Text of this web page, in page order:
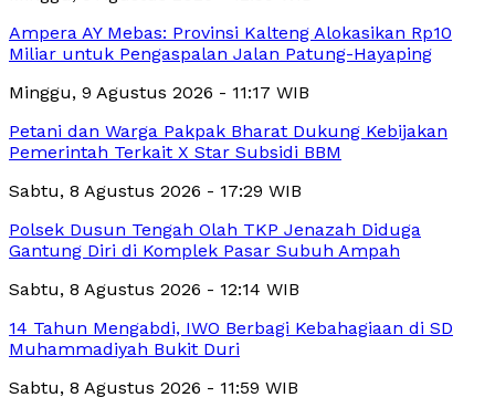
Ampera AY Mebas: Provinsi Kalteng Alokasikan Rp10
Miliar untuk Pengaspalan Jalan Patung-Hayaping
Minggu, 9 Agustus 2026 - 11:17 WIB
Petani dan Warga Pakpak Bharat Dukung Kebijakan
Pemerintah Terkait X Star Subsidi BBM
Sabtu, 8 Agustus 2026 - 17:29 WIB
Polsek Dusun Tengah Olah TKP Jenazah Diduga
Gantung Diri di Komplek Pasar Subuh Ampah
Sabtu, 8 Agustus 2026 - 12:14 WIB
14 Tahun Mengabdi, IWO Berbagi Kebahagiaan di SD
Muhammadiyah Bukit Duri
Sabtu, 8 Agustus 2026 - 11:59 WIB